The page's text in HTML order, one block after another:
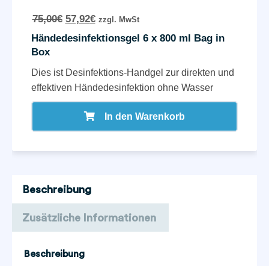
Beschreibung
Zusätzliche Informationen
Beschreibung
75,00€ 57,92€ zzgl. MwSt
Händedesinfektionsgel 6 x 800 ml Bag in
Box
Dies ist Desinfektions-Handgel zur direkten und
effektiven Händedesinfektion ohne Wasser
In den Warenkorb